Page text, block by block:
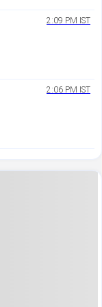
2:09 PM IST
2:06 PM IST